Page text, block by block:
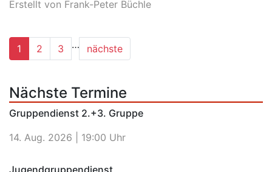
Erstellt von Frank-Peter Büchle
1 2 3 … nächste
Nächste Termine
Gruppendienst 2.+3. Gruppe
14. Aug. 2026 | 19:00 Uhr